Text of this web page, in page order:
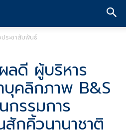
ประชาสัมพันธ์
ดี ผู้บริหาร
คลิกภาพ B&S
กรรมการ
กคิ้วนานาชาติ